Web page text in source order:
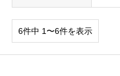
6件中 1〜6件を表示